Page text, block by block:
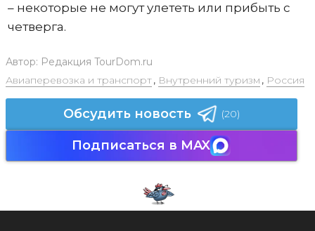
– некоторые не могут улететь или прибыть с
четверга.
Автор: Редакция TourDom.ru
Авиаперевозка и транспорт, Внутренний туризм , Россия
Обсудить новость (20)
Подписаться в MAX